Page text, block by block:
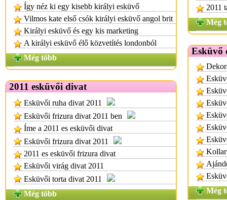
Így néz ki egy kisebb királyi esküvő
Vilmos kate első csók királyi esküvő angol brit
Királyi esküvő és egy kis marketing
A királyi esküvő élő közvetítés londonból
Még több
2011 esküvői divat
Esküvői ruha divat 2011
Esküvői frizura divat 2011 ben
Íme a 2011 es esküvői divat
Esküvői frizura divat 2011
2011 es esküvői frizura divat
Esküvői virág divat 2011
Esküvői torta divat 2011
Még több
2011
Még
Esküvő
Még